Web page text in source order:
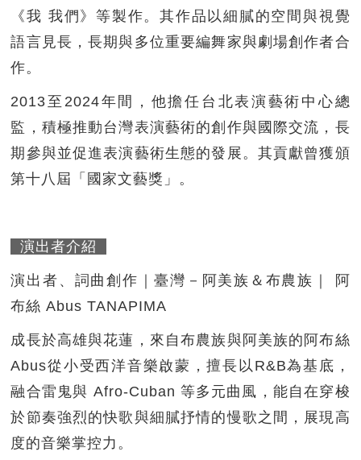
《我 我們》等製作。其作品以細膩的空間與視覺
語言見長，長期與多位重要編舞家與劇場創作者合
作。
2013至2024年間，他擔任台北表演藝術中心總
監，積極推動台灣表演藝術的創作與國際交流，長
期參與並促進表演藝術生態的發展。其貢獻曾獲頒
第十八屆「國家文藝獎」。
演出者介紹
演出者、詞曲創作｜臺灣－阿美族＆布農族｜ 阿
布絲 Abus TANAPIMA
成長於高雄與花蓮，來自布農族與阿美族的阿布絲
Abus從小受西洋音樂啟蒙，擅長以R&B為基底，
融合雷鬼與 Afro-Cuban 等多元曲風，能自在穿梭
於節奏強烈的快歌與細膩抒情的慢歌之間，展現高
度的音樂掌控力。